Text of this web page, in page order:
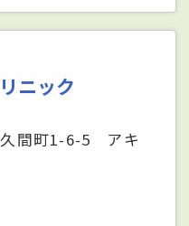
ニック
久間町1-6-5 アキ